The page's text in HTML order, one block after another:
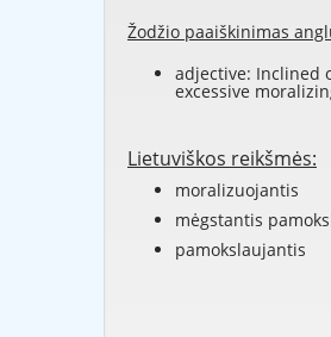
Žodžio paaiškinimas
adjective: Inclined
excessive
Lietuviškos reikšmės:
moralizuojantis
mėgstantis
pamokslaujantis